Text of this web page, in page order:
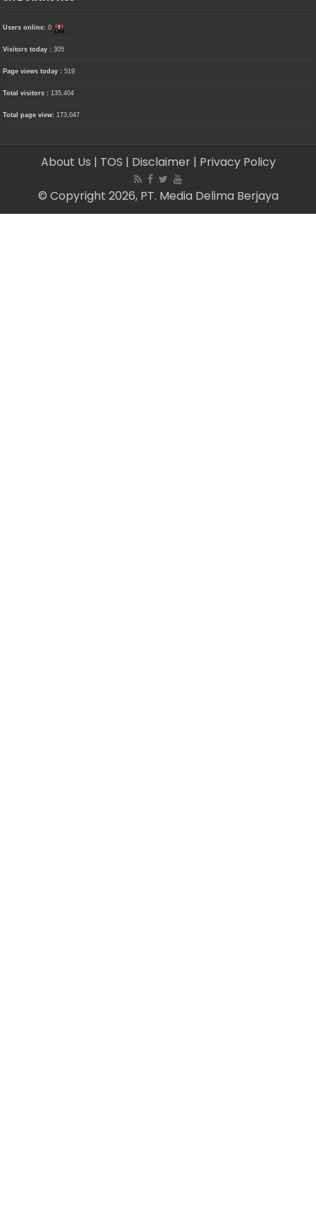
Users online:0
Visitors today :305
Page views today :519
Total visitors :135,404
Total page view:173,047
About Us | TOS | Disclaimer | Privacy Policy
© Copyright 2026, PT. Media Delima Berjaya